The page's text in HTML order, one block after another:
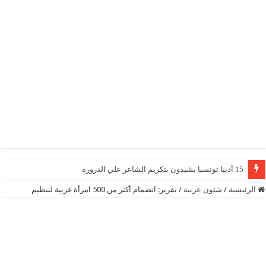
15 أديبا تونسيا يشيدون بتكريم الشاعر علي الدرورة
الرئيسية / شئون عربية / تقرير: انضمام أكثر من 500 امرأة غربية لتنظيم